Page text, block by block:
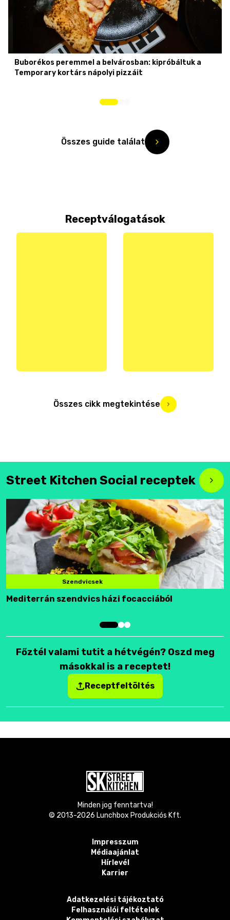
Buborékos peremmel a belvárosban: kipróbáltuk a
Temporary kortárs nápolyi pizzáit
Összes guide találat
Receptválogatások
Összes cikk megtekintése
Street Kitchen Social receptek
Szendvicsek
Mediterrán szendvics házi focacciából
Főztél valami tutit a hétvégén? Oszd meg
másokkal is a receptet!
Receptfeltöltés
Minden jog fenntartva!
© 2013-2026 Lunchbox Produkciós Kft.
Impresszum
Médiaajánlat
Hírlevél
Karrier
Adatkezelési tájékoztató
Felhasználói feltételek